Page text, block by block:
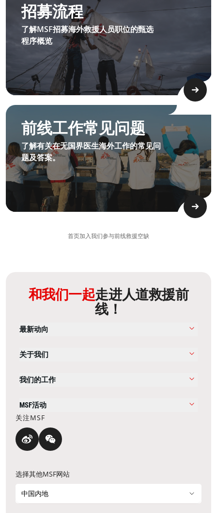
招募流程
了解MSF招募海外救援人员职位的甄选
程序概览
前线工作常见问题
了解有关在无国界医生海外工作的常见问
题及答案。
前线工作问题
首页加入我们参与前线救援空缺
和我们一起走进人道救援前
线！
最新动向
关于我们
我们的工作
MSF活动
关注MSF
选择其他MSF网站
中国内地